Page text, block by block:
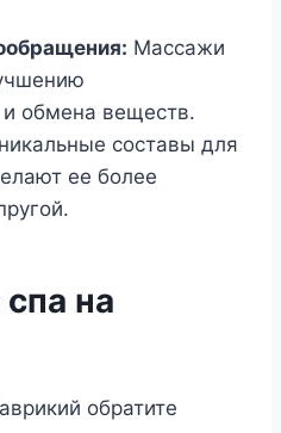
Массажи
обмена веществ.
составы для
ее более
на
обратите